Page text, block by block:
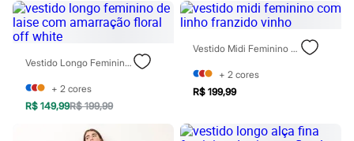
Marcas
Baby Club
Fifteen
Palomino
Moda íntima
Calcinhas
Cuecas
Vestido Longo Feminino De Laise Com Amarração Floral Off White
+ 2 cores
R$ 149,99R$ 199,99
Vestido Midi Feminino Com Linho Franzido Vinho
+ 2 cores
R$ 199,99